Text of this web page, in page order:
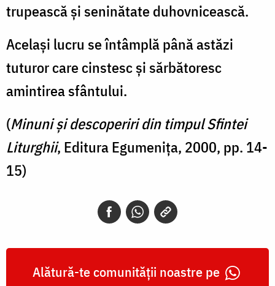
trupească şi seninătate duhovnicească.
Acelaşi lucru se întâmplă până astăzi
tuturor care cinstesc şi sărbătoresc
amintirea sfântului.
(Minuni şi descoperiri din timpul Sfintei
Liturghii, Editura Egumeniţa, 2000, pp. 14-
15)
Alătură-te comunității noastre pe